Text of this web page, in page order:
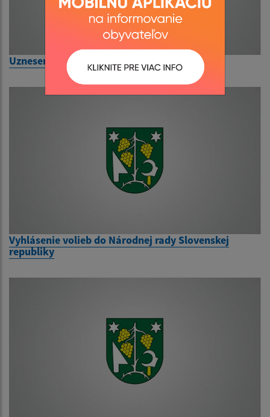
Uznesenie č. 113/2024
Vyhlásenie volieb do Národnej rady Slovenskej
republiky